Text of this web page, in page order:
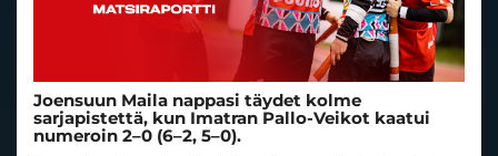
Joensuun Maila nappasi täydet kolme
sarjapistettä, kun Imatran Pallo-Veikot kaatui
numeroin 2–0 (6–2, 5–0).